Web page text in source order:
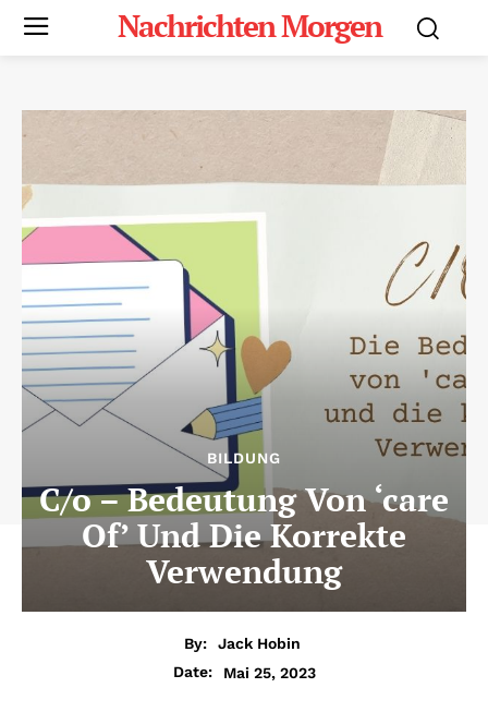
Nachrichten Morgen
BILDUNG
C/o – Bedeutung Von ‘care
Of’ Und Die Korrekte
Verwendung
By:
Jack Hobin
Date:
Mai 25, 2023